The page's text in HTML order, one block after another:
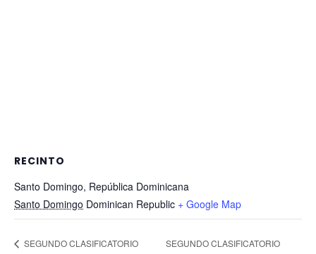
RECINTO
Santo Domingo, República Dominicana
Santo Domingo Dominican Republic + Google Map
SEGUNDO CLASIFICATORIO
SEGUNDO CLASIFICATORIO